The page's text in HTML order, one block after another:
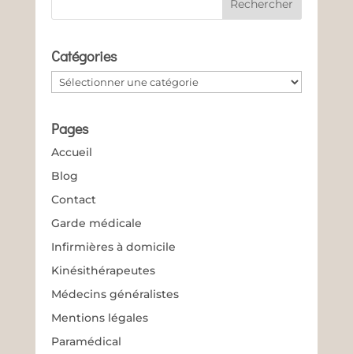
Catégories
Catégories
Pages
Accueil
Blog
Contact
Garde médicale
Infirmières à domicile
Kinésithérapeutes
Médecins généralistes
Mentions légales
Paramédical